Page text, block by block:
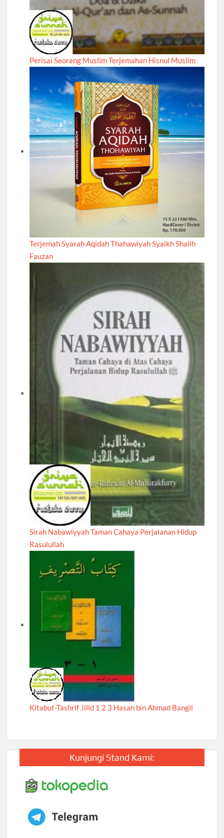
Perisai Seorang Muslim Terjemahan Hisnul Muslim
Terjemah Syarah Aqidah Thahawiyah Syaikh Shalih
Fauzan
Sirah Nabawiyyah Taman Cahaya Perjalanan Hidup
Rasulullah
Kitabut-Tashrif Jilid 1 2 3 Hasan bin Ahmad Bangil
Kunjungi Stand Kami: